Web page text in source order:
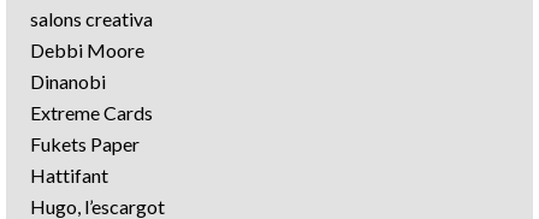
salons creativa
Debbi Moore
Dinanobi
Extreme Cards
Fukets Paper
Hattifant
Hugo, l’escargot